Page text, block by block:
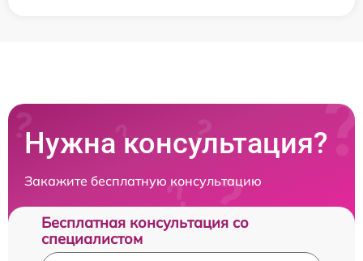
Нужна консультация?
Закажите бесплатную консультацию
Бесплатная консультация со
специалистом